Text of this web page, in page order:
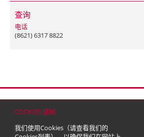
COOKIES 通知
我们使用Cookies（请查看我们的
查询
电话
(8621) 6317 8822
© 2026 嘉里建设有限公司 (于百慕达注册成立之有限公司)